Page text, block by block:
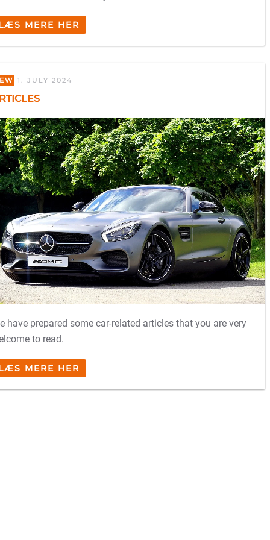
MERE HER
1. JULY 2024
have prepared some car-related articles that you are very
to read.
MERE HER